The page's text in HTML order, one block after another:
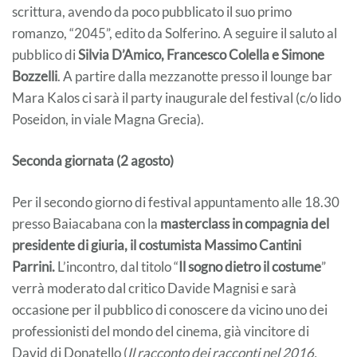
scrittura, avendo da poco pubblicato il suo primo
romanzo, “2045”, edito da Solferino. A seguire il saluto al
pubblico diSilvia D’Amico, Francesco Colella e Simone
Bozzelli. A partire dalla mezzanotte presso il lounge bar
Mara Kalos ci sarà il party inaugurale del festival (c/o lido
Poseidon, in viale Magna Grecia).
Seconda giornata (2 agosto)
Per il secondo giorno di festival appuntamento alle 18.30
presso Baiacabana con la masterclass in compagnia del
presidente di giuria, il costumista Massimo Cantini
Parrini.L’incontro, dal titolo “Il sogno dietro il costume”
verrà moderato dal critico Davide Magnisi e sarà
occasione per il pubblico di conoscere da vicino uno dei
professionisti del mondo del cinema, già vincitore di
David di Donatello (Il racconto dei racconti nel 2016,